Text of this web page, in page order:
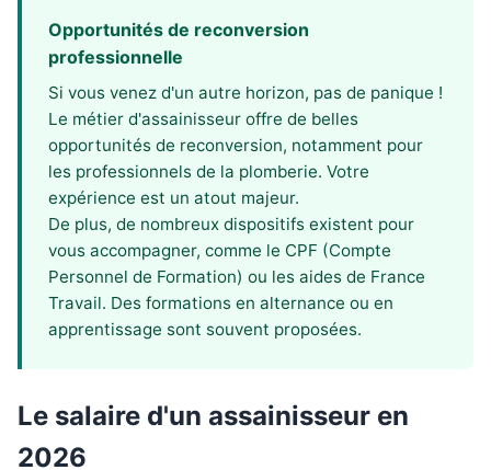
Opportunités de reconversion
professionnelle
Si vous venez d'un autre horizon, pas de panique !
Le métier d'assainisseur offre de belles
opportunités de reconversion, notamment pour
les professionnels de la plomberie. Votre
expérience est un atout majeur.
De plus, de nombreux dispositifs existent pour
vous accompagner, comme le CPF (Compte
Personnel de Formation) ou les aides de France
Travail. Des formations en alternance ou en
apprentissage sont souvent proposées.
Le salaire d'un assainisseur en
2026